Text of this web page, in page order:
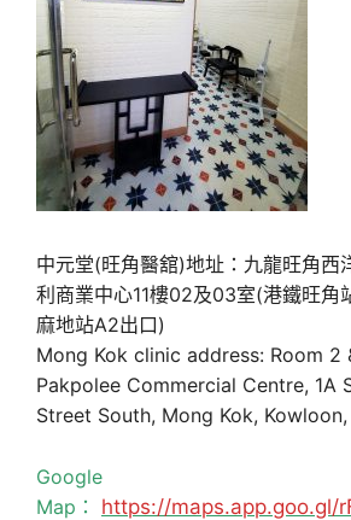
中元堂(旺角醫舘)地址：九龍旺角西
利商業中心11樓02及03室(港鐵旺角
麻地站A2出口)
Mong Kok clinic address: Room 2
Pakpolee Commercial Centre, 1A
Street South, Mong Kok,
Google
Map： https://maps.app.goo.gl/